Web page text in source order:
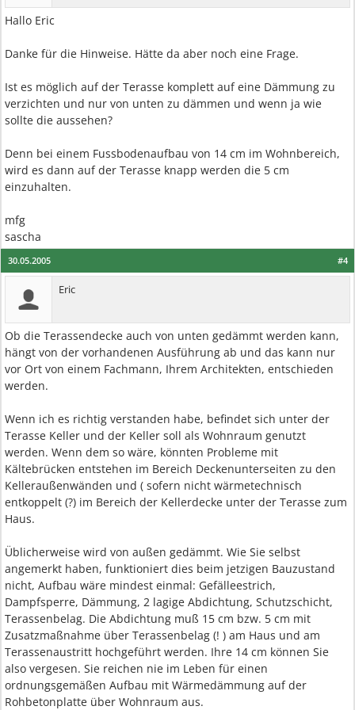
Hallo Eric
Danke für die Hinweise. Hätte da aber noch eine Frage.
Ist es möglich auf der Terasse komplett auf eine Dämmung zu
verzichten und nur von unten zu dämmen und wenn ja wie
sollte die aussehen?
Denn bei einem Fussbodenaufbau von 14 cm im Wohnbereich,
wird es dann auf der Terasse knapp werden die 5 cm
einzuhalten.
mfg
sascha
#4
30.05.2005
Eric
Ob die Terassendecke auch von unten gedämmt werden kann,
hängt von der vorhandenen Ausführung ab und das kann nur
vor Ort von einem Fachmann, Ihrem Architekten, entschieden
werden.
Wenn ich es richtig verstanden habe, befindet sich unter der
Terasse Keller und der Keller soll als Wohnraum genutzt
werden. Wenn dem so wäre, könnten Probleme mit
Kältebrücken entstehen im Bereich Deckenunterseiten zu den
Kelleraußenwänden und ( sofern nicht wärmetechnisch
entkoppelt (?) im Bereich der Kellerdecke unter der Terasse zum
Haus.
Üblicherweise wird von außen gedämmt. Wie Sie selbst
angemerkt haben, funktioniert dies beim jetzigen Bauzustand
nicht, Aufbau wäre mindest einmal: Gefälleestrich,
Dampfsperre, Dämmung, 2 lagige Abdichtung, Schutzschicht,
Terassenbelag. Die Abdichtung muß 15 cm bzw. 5 cm mit
Zusatzmaßnahme über Terassenbelag (! ) am Haus und am
Terassenaustritt hochgeführt werden. Ihre 14 cm können Sie
also vergesen. Sie reichen nie im Leben für einen
ordnungsgemäßen Aufbau mit Wärmedämmung auf der
Rohbetonplatte über Wohnraum aus.